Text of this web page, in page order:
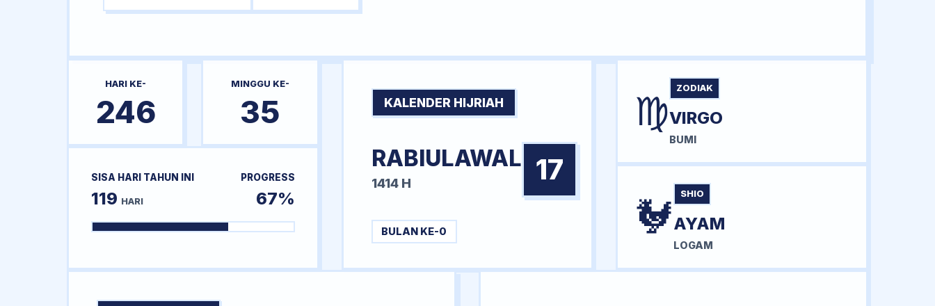
HARI KE-
246
MINGGU KE-
35
SISA HARI TAHUN INI
119 HARI
PROGRESS
67%
KALENDER HIJRIAH
RABIULAWAL
1414 H 17
BULAN KE-0
♍ ZODIAK
VIRGO
BUMI
🐓 SHIO
AYAM
LOGAM